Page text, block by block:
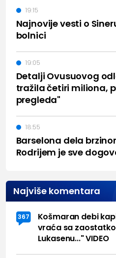
Najnovije vesti o
bolnici
19:15
Detalji Ovusuovog
tražila četiri miliona,
pregleda"
19:05
Barselona dela
Rodrijem je sve
18:55
Najviše komentara
367
Košmaran debi
vraća sa
Lukasenu..." VIDEO